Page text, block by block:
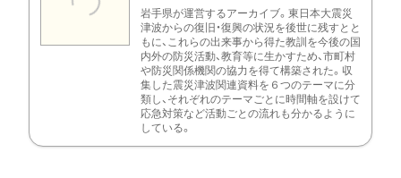
岩手県が運営するアーカイブ。東日本大震災
津波からの復旧・復興の状況を後世に残すとと
もに、これらの出来事から得た教訓を今後の国
内外の防災活動、教育等に生かすため、市町村
や防災関係機関の協力を得て構築された。収
集した震災津波関連資料を６つのテーマに分
類し、それぞれのテーマごとに時間軸を設けて
応急対策など活動ごとの流れも分かるように
している。